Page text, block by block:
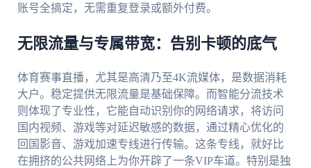
账号全搞定，无需重复登录或额外付费。
无限流量与专属带宽：告别卡顿的底气
体育赛事直播，尤其是高清乃至4K流媒体，是数据消耗
大户。稳定提供无限流量是基础保障。而智能分流技术
则体现了专业性，它能自动识别你的网络请求，将访问
国内视频、游戏等对延迟敏感的数据，通过精心优化的
回国影音、游戏加速专线进行传输。这条专线，就好比
在拥挤的公共网络上为你开辟了一条VIP车道。特别是独